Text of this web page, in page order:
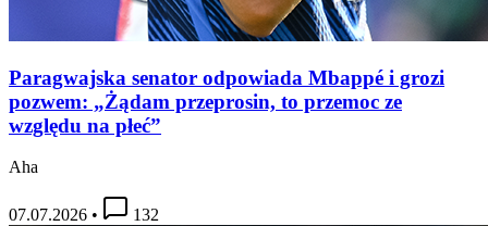
Paragwajska senator odpowiada Mbappé i grozi
pozwem: „Żądam przeprosin, to przemoc ze
względu na płeć”
Aha
07.07.2026 • 132